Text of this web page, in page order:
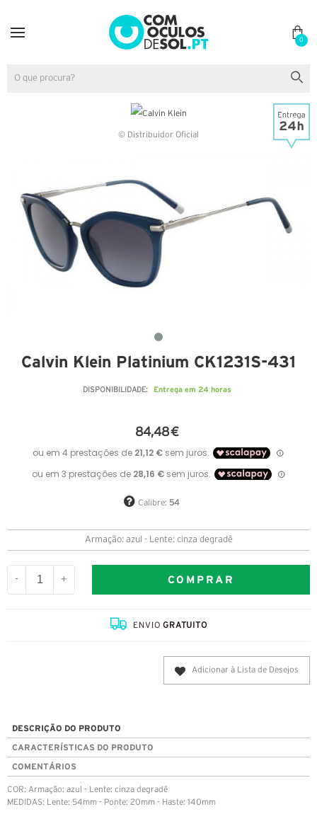
0
© Distribuidor Oficial
Calvin Klein Platinium CK1231S-431
DISPONIBILIDADE: Entrega em 24 horas
84,48 €
Calibre: 54
Armação: azul - Lente: cinza degradê
- + COMPRAR
ENVIOGRATUITO
Adicionar à Lista de Desejos
DESCRIÇÃO DO PRODUTO
CARACTERÍSTICAS DO PRODUTO
COMENTÁRIOS
COR: Armação: azul - Lente: cinza degradê
MEDIDAS: Lente: 54mm - Ponte: 20mm - Haste: 140mm